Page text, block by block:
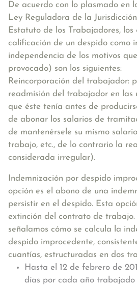
De acuerdo con lo plasmado en
Ley Reguladora de la
Estatuto de los Trabajadores, los
calificación de un despido como
independencia de los motivos
provocado) son los siguientes:
Reincorporación del trabajador:
readmisión del trabajador en las
que éste tenía antes de
de abonar los salarios de
de mantenérsele su mismo
trabajo, etc., de lo contrario la
considerada irregular).
Indemnización por despido
opción es el abono de una
persistir en el despido. Esta
extinción del contrato de trabajo.
señalamos cómo se calcula la
despido improcedente,
cuantías, estructuradas en dos
Hasta el 12 de febrero de
días por cada año trabajado